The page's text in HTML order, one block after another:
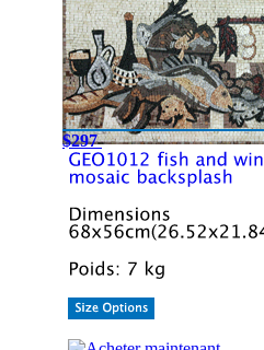
$297